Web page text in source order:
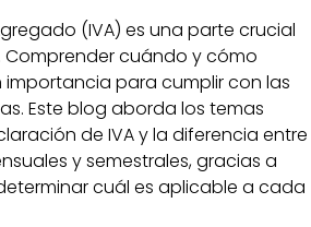
(IVA) es una parte crucial
Comprender cuándo y cómo
para cumplir con las
Este blog aborda los temas
de IVA y la diferencia entre
y semestrales, gracias a
cuál es aplicable a cada